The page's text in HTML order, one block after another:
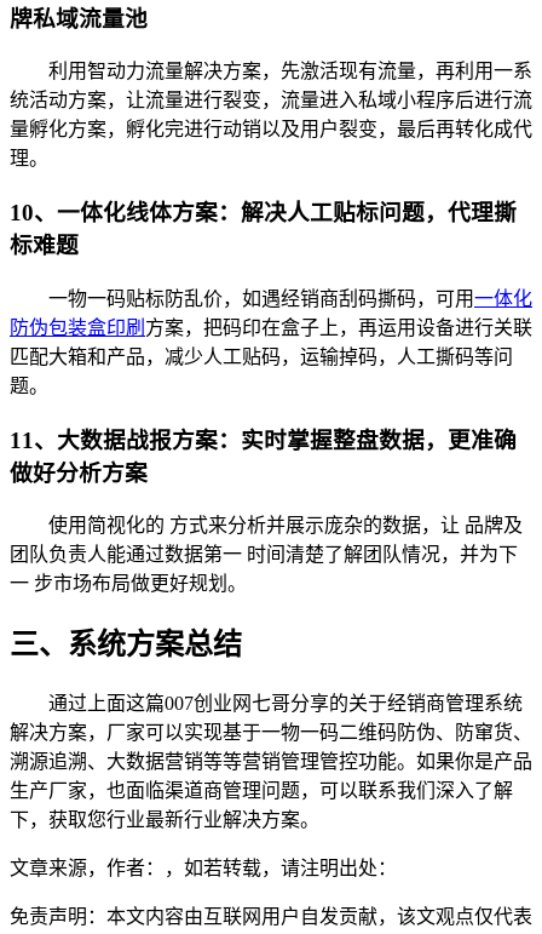
牌私域流量池
利用智动力流量解决方案，先激活现有流量，再利用一系
统活动方案，让流量进行裂变，流量进入私域小程序后进行流
量孵化方案，孵化完进行动销以及用户裂变，最后再转化成代
理。
10、一体化线体方案：解决人工贴标问题，代理撕
标难题
一物一码贴标防乱价，如遇经销商刮码撕码，可用一体化
防伪包装盒印刷 方案，把码印在盒子上，再运用设备进行关联
匹配大箱和产品，减少人工贴码，运输掉码，人工撕码等问
题。
11、大数据战报方案：实时掌握整盘数据，更准确
做好分析方案
使用简视化的 方式来分析并展示庞杂的数据，让 品牌及
团队负责人能通过数据第一 时间清楚了解团队情况，并为下
一 步市场布局做更好规划。
三、系统方案总结
通过上面这篇007创业网七哥分享的关于经销商管理系统
解决方案，厂家可以实现基于一物一码二维码防伪、防窜货、
溯源追溯、大数据营销等等营销管理管控功能。如果你是产品
生产厂家，也面临渠道商管理问题，可以联系我们深入了解
下，获取您行业最新行业解决方案。
文章来源，作者：，如若转载，请注明出处：
免责声明：本文内容由互联网用户自发贡献，该文观点仅代表